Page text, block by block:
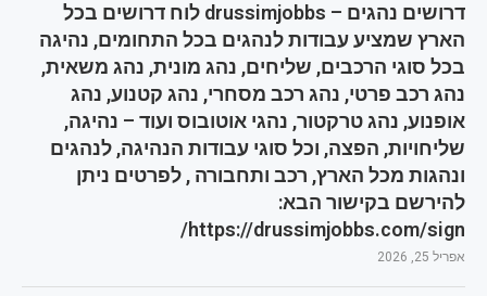
דרושים נהגים – drussimjobbs לוח דרושים בכל
הארץ שמציע עבודות לנהגים בכל התחומים, נהיגה
בכל סוגי הרכבים, שליחים, נהג מונית, נהג משאית,
נהג רכב פרטי, נהג רכב מסחרי, נהג קטנוע, נהג
אופנוע, נהג טרקטור, נהגי אוטובוס ועוד – נהיגה,
שליחויות, הפצה, וכל סוגי עבודות הנהיגה, לנהגים
ונהגות מכל הארץ, רכב ותחבורה , לפרטים ניתן
להירשם בקישור הבא:
https://drussimjobbs.com/sign/
אפריל 25, 2026